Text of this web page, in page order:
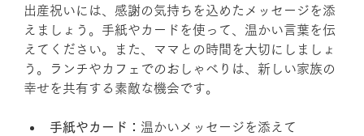
出産祝いには、感謝の気持ちを込めたメッセージを添
えましょう。手紙やカードを使って、温かい言葉を伝
えてください。また、ママとの時間を大切にしましょ
う。ランチやカフェでのおしゃべりは、新しい家族の
幸せを共有する素敵な機会です。
手紙やカード： 温かいメッセージを添えて